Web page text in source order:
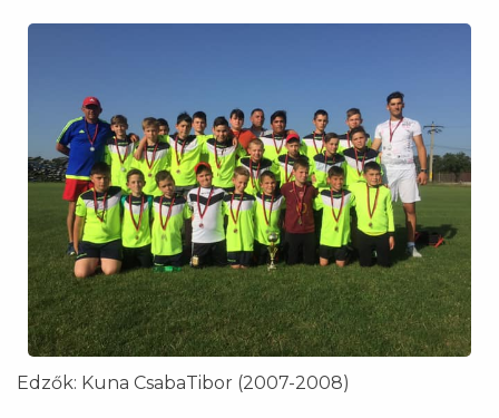
Edzők: Kuna CsabaTibor (2007-2008)